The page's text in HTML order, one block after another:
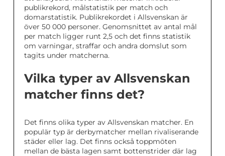
publikrekord, målstatistik per match och
domarstatistik. Publikrekordet i Allsvenskan är
över 50 000 personer. Genomsnittet av antal mål
per match ligger runt 2,5 och det finns statistik
om varningar, straffar och andra domslut som
tagits under matcherna.
Vilka typer av Allsvenskan
matcher finns det?
Det finns olika typer av Allsvenskan matcher. En
populär typ är derbymatcher mellan rivaliserande
städer eller lag. Det finns också toppmöten
mellan de bästa lagen samt bottenstrider där lag